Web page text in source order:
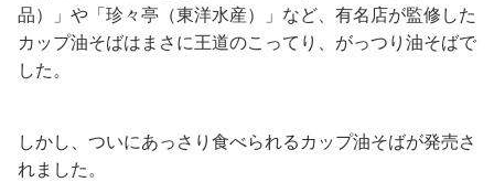
品）」や「珍々亭（東洋水産）」など、有名店が監修した
カップ油そばはまさに王道のこってり、がっつり油そばで
した。
しかし、ついにあっさり食べられるカップ油そばが発売さ
れました。